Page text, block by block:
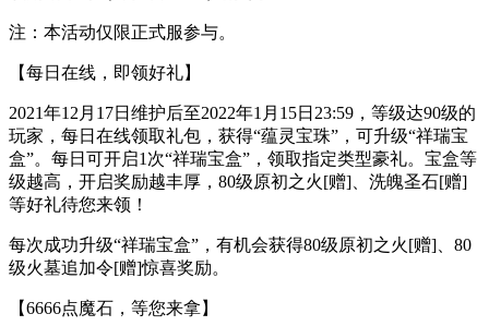
注：本活动仅限正式服参与。
【每日在线，即领好礼】
2021年12月17日维护后至2022年1月15日23:59，等级达90级的
玩家，每日在线领取礼包，获得“蕴灵宝珠”，可升级“祥瑞宝
盒”。每日可开启1次“祥瑞宝盒”，领取指定类型豪礼。宝盒等
级越高，开启奖励越丰厚，80级原初之火[赠]、洗魄圣石[赠]
等好礼待您来领！
每次成功升级“祥瑞宝盒”，有机会获得80级原初之火[赠]、80
级火墓追加令[赠]惊喜奖励。
【6666点魔石，等您来拿】